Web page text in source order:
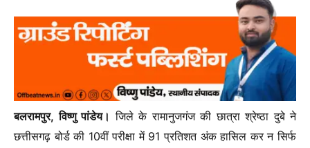
बलरामपुर, विष्णु पांडेय। जिले के रामानुजगंज की छात्रा श्रेष्ठा दुबे ने
छत्तीसगढ़ बोर्ड की 10वीं परीक्षा में 91 प्रतिशत अंक हासिल कर न सिर्फ